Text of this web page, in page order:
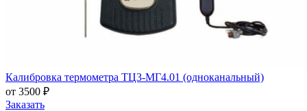
Калибровка термометра ТЦ3-МГ4.01 (одноканальный)
от 3500 ₽
Заказать